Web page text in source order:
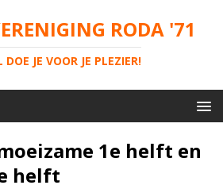
RODA '71
JE VOOR JE PLEZIER!
1e helft en
helft